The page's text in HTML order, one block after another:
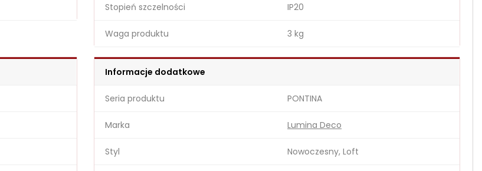
Stopień szczelności IP20
Waga produktu 3 kg
Informacje dodatkowe
Seria produktu PONTINA
Marka Lumina Deco
Styl Nowoczesny, Loft